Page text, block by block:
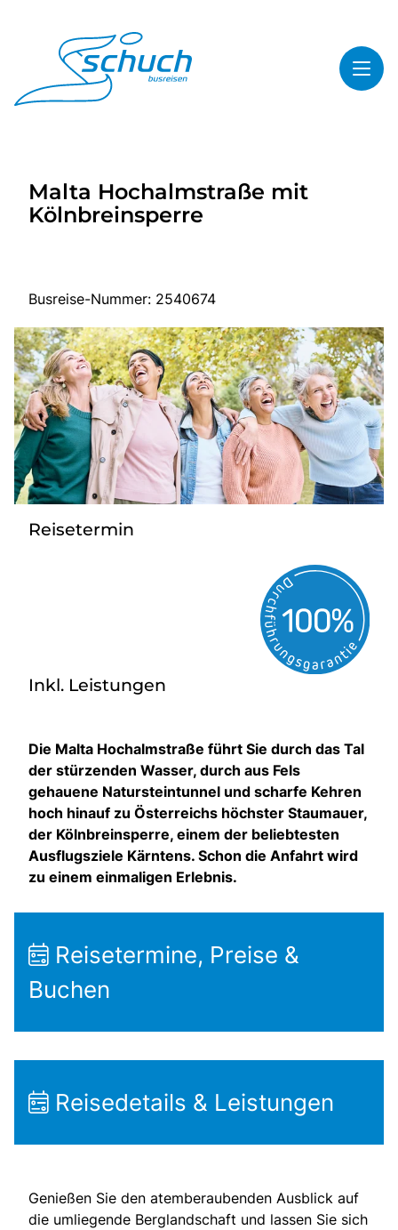
Highlights
Service
Start
Busreisen
Bus mieten
Gutscheine
Kontakt
Malta Hochalmstraße mit
Kölnbreinsperre
Busreise-Nummer: 2540674
Reisetermin
Inkl. Leistungen
Die Malta Hochalmstraße führt Sie durch das Tal
der stürzenden Wasser, durch aus Fels
gehauene Natursteintunnel und scharfe Kehren
hoch hinauf zu Österreichs höchster Staumauer,
der Kölnbreinsperre, einem der beliebtesten
Ausflugsziele Kärntens. Schon die Anfahrt wird
zu einem einmaligen Erlebnis.
Reisetermine, Preise &
Buchen
Reisedetails & Leistungen
Genießen Sie den atemberaubenden Ausblick auf
die umliegende Berglandschaft und lassen Sie sich